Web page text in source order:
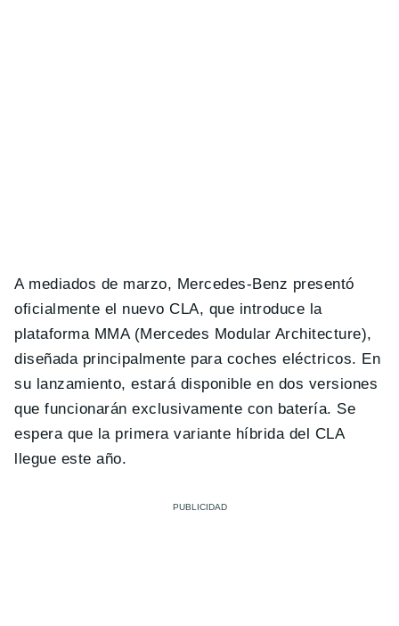
A mediados de marzo, Mercedes-Benz presentó
oficialmente el nuevo CLA, que introduce la
plataforma MMA (Mercedes Modular Architecture),
diseñada principalmente para coches eléctricos. En
su lanzamiento, estará disponible en dos versiones
que funcionarán exclusivamente con batería. Se
espera que la primera variante híbrida del CLA
llegue este año.